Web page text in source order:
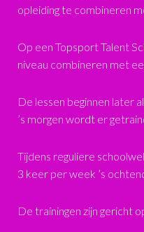
opleiding te combineren
Op een Topsport Talent
niveau combineren met
De lessen beginnen later
’s morgen wordt er
Tijdens reguliere
3 keer per week ’s
De trainingen zijn gericht